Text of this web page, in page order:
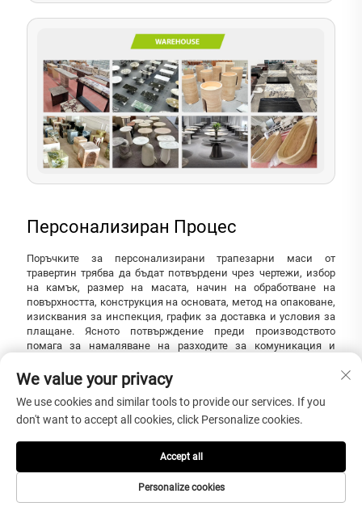
Персонализиран Процес
Поръчките за персонализирани трапезарни маси от
травертин трябва да бъдат потвърдени чрез чертежи, избор
на камък, размер на масата, начин на обработване на
повърхността, конструкция на основата, метод на опаковане,
изисквания за инспекция, график за доставка и условия за
плащане. Ясното потвърждение преди производството
помага за намаляване на разходите за комуникация и
We value your privacy
We use cookies and similar tools to provide our services. If you
don't want to accept all cookies, click Personalize cookies.
Personalize cookies
Accept all